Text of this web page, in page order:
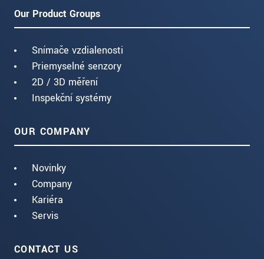
Our Product Groups
Snímače vzdialenosti
Priemyselné senzory
2D / 3D měření
Inspekční systémy
OUR COMPANY
Novinky
Company
Kariéra
Servis
CONTACT US